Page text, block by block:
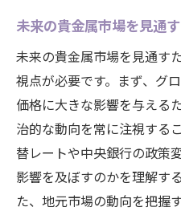
成功するための市
投資戦略と貴金属
貴金属投資にお
大府市の貴金属市場
大府市の経済動
地域産業が貴金
インフラ整備の
地域経済の活性
未来の貴金属市場を見通
未来の貴金属市場を見通す
視点が必要です。まず、グ
価格に大きな影響を与える
治的な動向を常に注視する
替レートや中央銀行の政策
影響を及ぼすのかを理解す
た、地元市場の動向を把握